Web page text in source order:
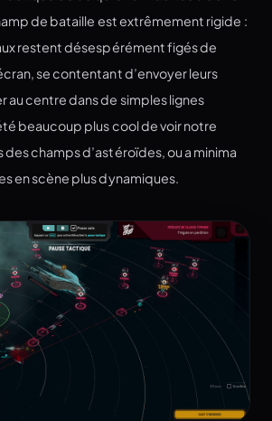
de bataille est extrêmement rigide :
restent désespérément figés de
se contentant d’envoyer leurs
au centre dans de simples lignes
beaucoup plus cool de voir notre
champs d’astéroïdes, ou a minima
en scène plus dynamiques.